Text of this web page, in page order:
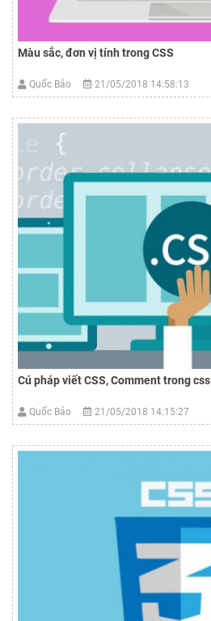
Màu sắc, đơn vị tính trong CSS
Quốc Bảo 21/05/2018 14:58:13
Cú pháp viết CSS, Comment trong css
Quốc Bảo 21/05/2018 14:15:27